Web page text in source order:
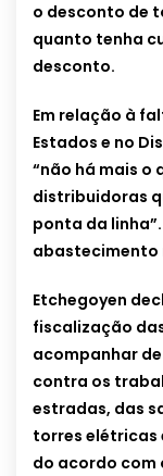
o desconto de
quanto tenha
desconto.
Em relação à
Estados e no
“não há mais o
distribuidoras
ponta da
abastecimento
Etchegoyen
fiscalização
acompanhar
contra os
estradas, das
torres elétricas
do acordo com